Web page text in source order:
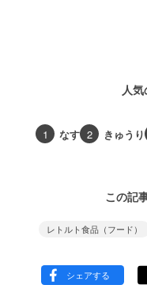
人
1 なす 2 きゅうり
この記
レトルト食品（フード）